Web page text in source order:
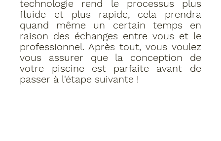
technologie rend le processus plus
fluide et plus rapide, cela prendra
quand même un certain temps en
raison des échanges entre vous et le
professionnel. Après tout, vous voulez
vous assurer que la conception de
votre piscine est parfaite avant de
passer à l'étape suivante !